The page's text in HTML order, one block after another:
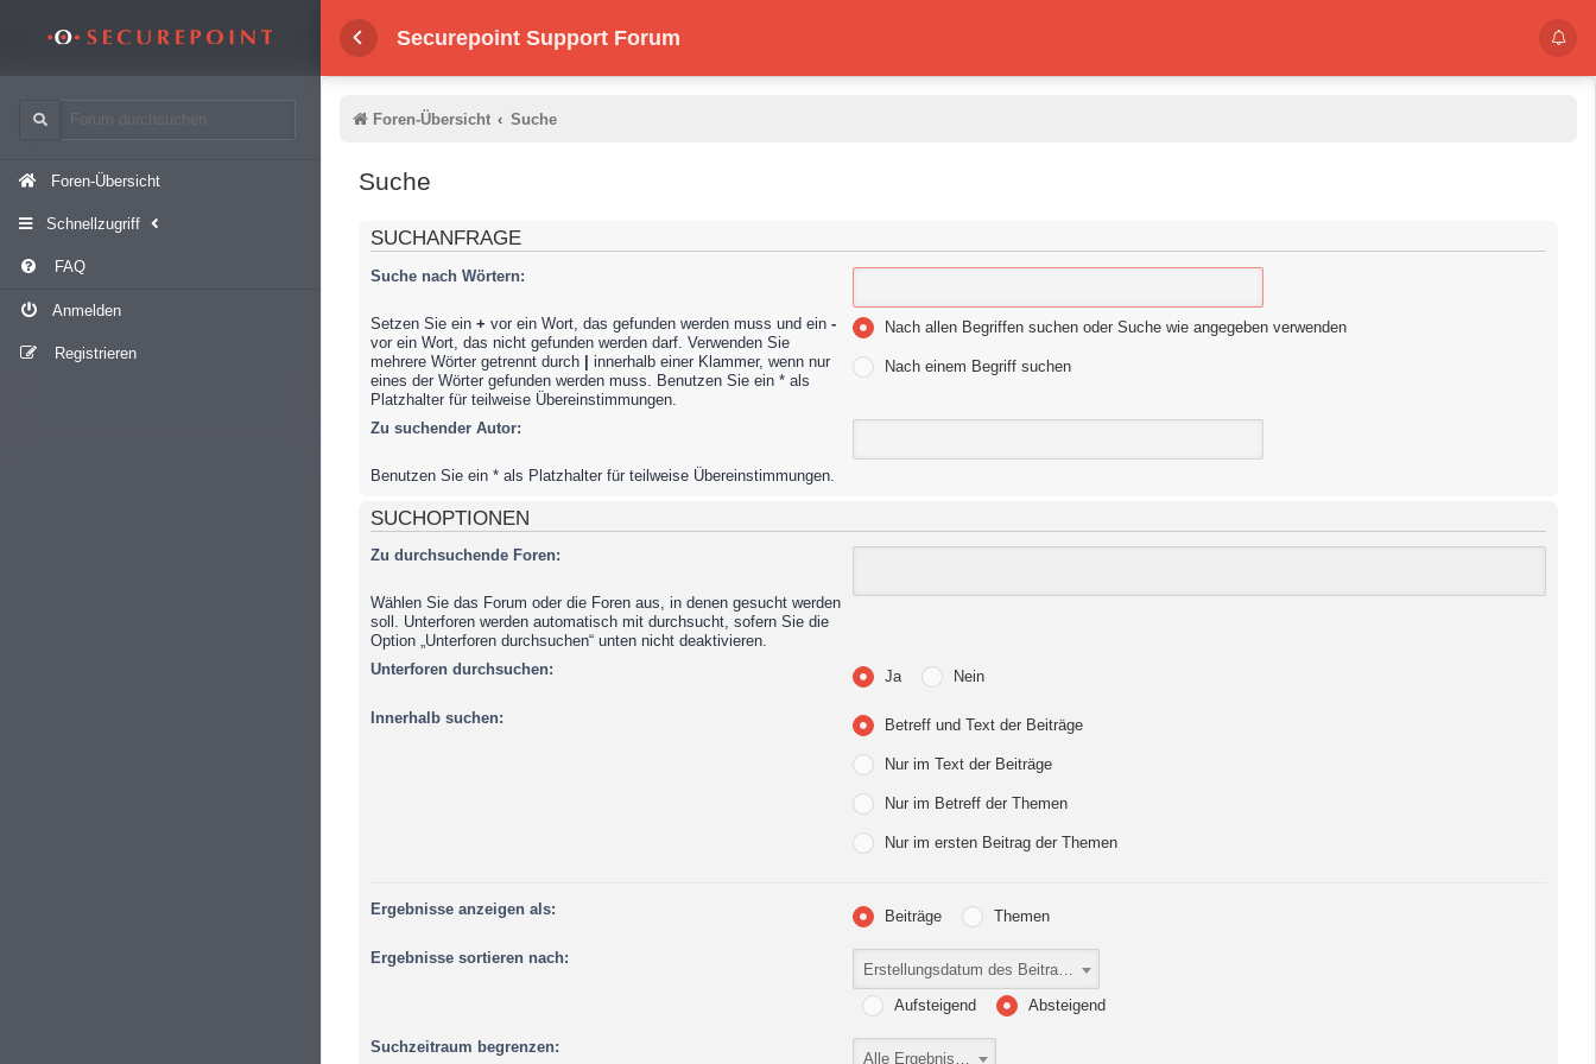
Securepoint Support Forum
Foren-Übersicht
Schnellzugriff
FAQ
Anmelden
Registrieren
Foren-Übersicht Suche
Suche
SUCHANFRAGE
Suche nach Wörtern:
Setzen Sie ein + vor ein Wort, das gefunden werden muss und ein -
vor ein Wort, das nicht gefunden werden darf. Verwenden Sie
mehrere Wörter getrennt durch | innerhalb einer Klammer, wenn nur
eines der Wörter gefunden werden muss. Benutzen Sie ein * als
Platzhalter für teilweise Übereinstimmungen.
Nach allen Begriffen suchen oder Suche wie angegeben verwenden
Nach einem Begriff suchen
Zu suchender Autor:
Benutzen Sie ein * als Platzhalter für teilweise Übereinstimmungen.
SUCHOPTIONEN
Zu durchsuchende Foren:
Wählen Sie das Forum oder die Foren aus, in denen gesucht werden
soll. Unterforen werden automatisch mit durchsucht, sofern Sie die
Option „Unterforen durchsuchen“ unten nicht deaktivieren.
Unterforen durchsuchen:
Ja Nein
Innerhalb suchen: Betreff und Text der Beiträge
Nur im Text der Beiträge
Nur im Betreff der Themen
Nur im ersten Beitrag der Themen
Ergebnisse anzeigen als: Beiträge Themen
Ergebnisse sortieren nach:
Erstellungsdatum des Beitrags
Aufsteigend
Absteigend
Suchzeitraum begrenzen:
Alle Ergebnisse